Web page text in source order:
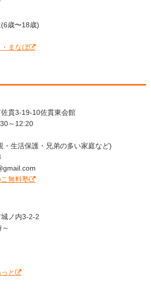
歳〜18歳)
まなぼ
貫3-19-10佐貫東会館
～12:20
生活保護・兄弟の多い家庭など)
無料塾
ノ内3-2-2
と